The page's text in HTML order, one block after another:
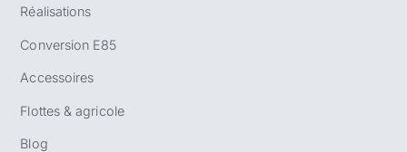
Réalisations
Conversion E85
Accessoires
Flottes & agricole
Blog